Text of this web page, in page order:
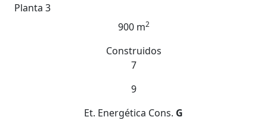
Planta 3
900 m2
Construidos
7
9
Et. Energética Cons. G